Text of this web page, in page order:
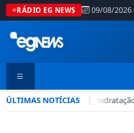
RÁDIO EG NEWS 09/08/2026
ÚLTIMAS NOTÍCIAS |
Seca no DF: